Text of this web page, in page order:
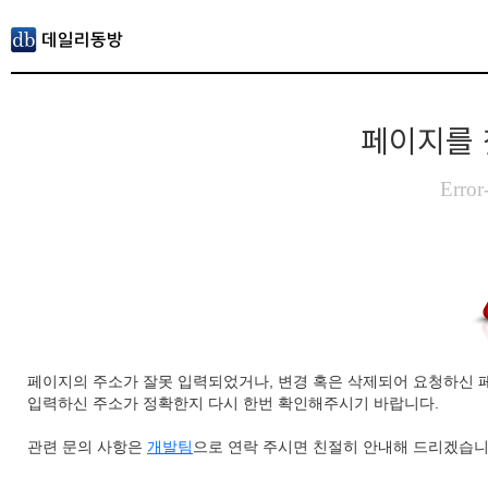
페이지를
페이지의 주소가 잘못 입력되었거나, 변경 혹은 삭제되어 요청하신
입력하신 주소가 정확한지 다시 한번 확인해주시기 바랍니다.
관련 문의 사항은 개발팀 으로 연락 주시면 친절히 안내해 드리겠습